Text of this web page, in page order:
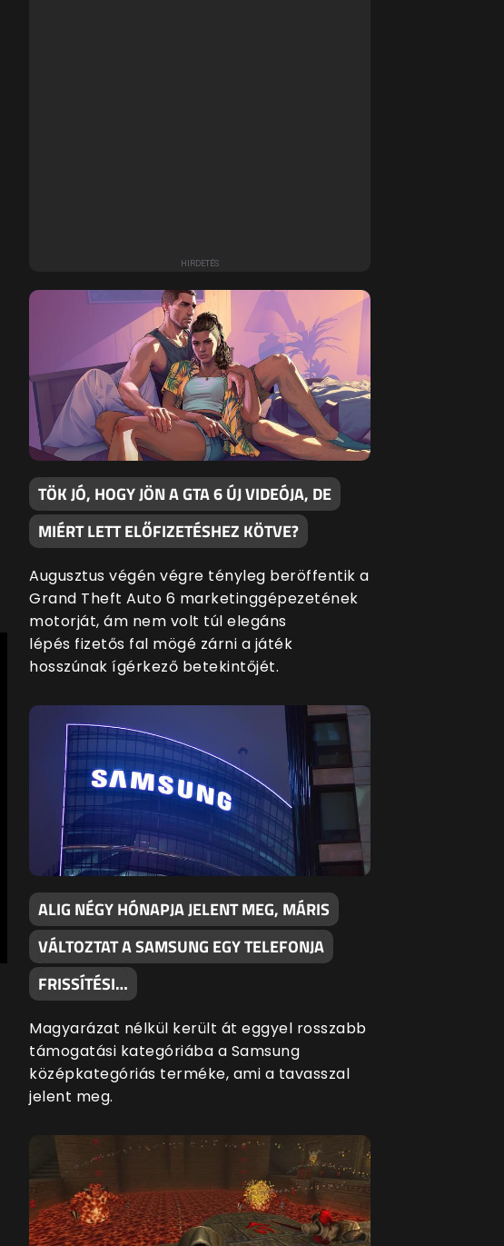
TÖK JÓ, HOGY JÖN A GTA 6 ÚJ VIDEÓJA, DE
MIÉRT LETT ELŐFIZETÉSHEZ KÖTVE?
Augusztus végén végre tényleg beröffentik a
Grand Theft Auto 6 marketinggépezetének
motorját, ám nem volt túl elegáns
lépés fizetős fal mögé zárni a játék
hosszúnak ígérkező betekintőjét.
ALIG NÉGY HÓNAPJA JELENT MEG, MÁRIS
VÁLTOZTAT A SAMSUNG EGY TELEFONJA
FRISSÍTÉSI…
Magyarázat nélkül került át eggyel rosszabb
támogatási kategóriába a Samsung
középkategóriás terméke, ami a tavasszal
jelent meg.